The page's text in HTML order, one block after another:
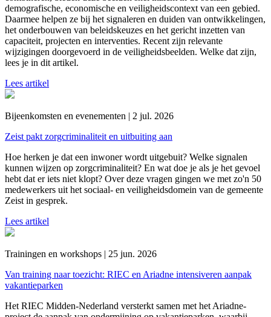
demografische, economische en veiligheidscontext van een gebied.
Daarmee helpen ze bij het signaleren en duiden van ontwikkelingen,
het onderbouwen van beleidskeuzes en het gericht inzetten van
capaciteit, projecten en interventies. Recent zijn relevante
wijzigingen doorgevoerd in de veiligheidsbeelden. Welke dat zijn,
lees je in dit artikel.
Lees artikel
Bijeenkomsten en evenementen | 2 jul. 2026
Zeist pakt zorgcriminaliteit en uitbuiting aan
Hoe herken je dat een inwoner wordt uitgebuit? Welke signalen
kunnen wijzen op zorgcriminaliteit? En wat doe je als je het gevoel
hebt dat er iets niet klopt? Over deze vragen gingen we met zo'n 50
medewerkers uit het sociaal- en veiligheidsdomein van de gemeente
Zeist in gesprek.
Lees artikel
Trainingen en workshops | 25 jun. 2026
Van training naar toezicht: RIEC en Ariadne intensiveren aanpak
vakantieparken
Het RIEC Midden-Nederland versterkt samen met het Ariadne-